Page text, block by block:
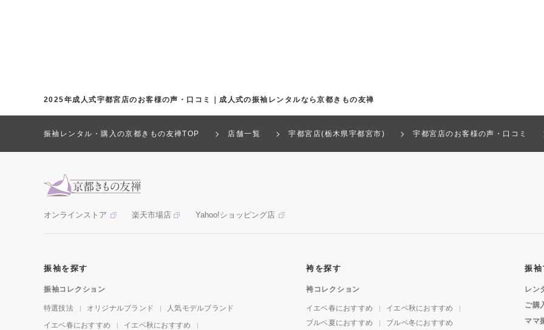
2025年成人式宇都宮店のお客様の声・口コミ｜成人式の振袖レンタルなら京都きもの友禅
振袖レンタル・購入の京都きもの友禅TOP 店舗一覧 宇都宮店(栃木県宇都宮市) 宇都宮店のお客様の声・口コミ
オンラインストア 楽天市場店 Yahoo!ショッピング店
振袖を探す
振袖コレクション
特選技法 オリジナルブランド
人気モデルブランド
イエベ春におすすめ
イエベ秋におすすめ
袴を探す
袴コレクション
イエベ春におすすめ
イエベ秋におすすめ
ブルベ夏におすすめ
ブルベ冬におすすめ
振袖
レン
ご購
ママ